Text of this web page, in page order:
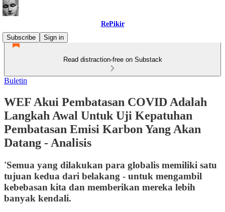
RePikir
Subscribe
Sign in
Read distraction-free on Substack
Buletin
WEF Akui Pembatasan COVID Adalah
Langkah Awal Untuk Uji Kepatuhan
Pembatasan Emisi Karbon Yang Akan
Datang - Analisis
'Semua yang dilakukan para globalis memiliki satu
tujuan kedua dari belakang - untuk mengambil
kebebasan kita dan memberikan mereka lebih
banyak kendali.